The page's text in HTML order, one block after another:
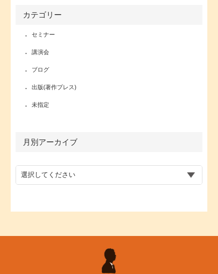
カテゴリー
セミナー
講演会
ブログ
出版(著作プレス)
未指定
月別アーカイブ